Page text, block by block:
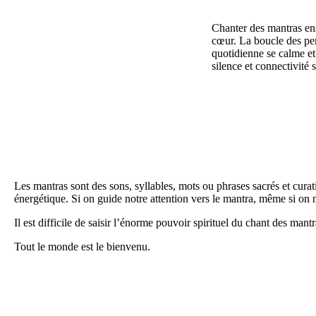
Chanter des mantras
cœur. La boucle des
quotidienne se calme
silence et connectivité
Les mantras sont des sons, syllables, mots ou phrases sacrés et
énergétique. Si on guide notre attention vers le mantra, même si
Il est difficile de saisir l’énorme pouvoir spirituel du chant des
Tout le monde est le bienvenu.